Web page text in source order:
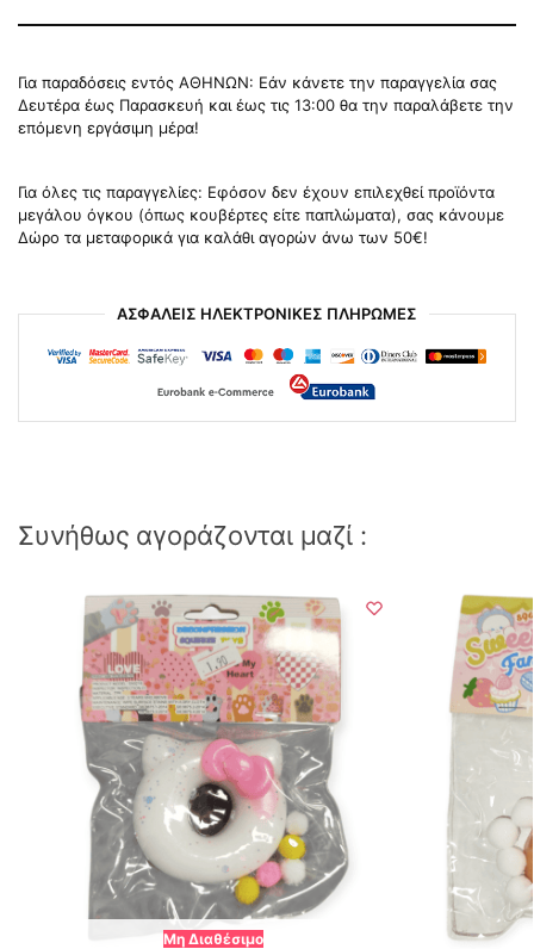
Για παραδόσεις εντός ΑΘΗΝΩΝ: Εάν κάνετε την παραγγελία σας
Δευτέρα έως Παρασκευή και έως τις 13:00 θα την παραλάβετε την
επόμενη εργάσιμη μέρα!
Για όλες τις παραγγελίες: Εφόσον δεν έχουν επιλεχθεί προϊόντα
μεγάλου όγκου (όπως κουβέρτες είτε παπλώματα), σας κάνουμε
Δώρο τα μεταφορικά για καλάθι αγορών άνω των 50€!
ΑΣΦΑΛΕΙΣ ΗΛΕΚΤΡΟΝΙΚΕΣ ΠΛΗΡΩΜΕΣ
Συνήθως αγοράζονται μαζί :
Μη Διαθέσιμο